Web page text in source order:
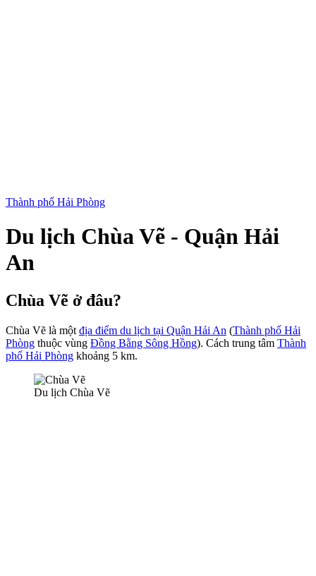
Thành phố Hải Phòng
Du lịch Chùa Vẽ - Quận Hải
An
Chùa Vẽ ở đâu?
Chùa Vẽ là một địa điểm du lịch tại Quận Hải An (Thành phố Hải
Phòng thuộc vùng Đồng Bằng Sông Hồng). Cách trung tâm Thành
phố Hải Phòng khoảng 5 km.
Du lịch Chùa Vẽ